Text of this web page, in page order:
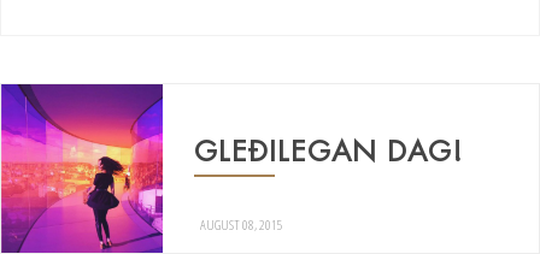
GLEÐILEGAN DAG!
AUGUST 08, 2015